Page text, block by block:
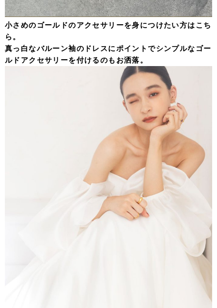
小さめのゴールドのアクセサリーを身につけたい方はこち
ら。
真っ白なバルーン袖のドレスにポイントでシンプルなゴー
ルドアクセサリーを付けるのもお洒落。